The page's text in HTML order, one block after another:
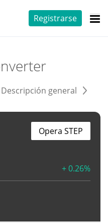
Registrarse
Descripción general
+ 0.26%
Opera STEP